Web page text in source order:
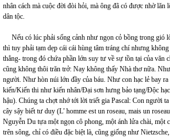
nhân cách mà cuộc đời đòi hỏi, mà ông đã có được nhờ lăn
dân tộc.
Nếu có lúc phải sống cảnh như ngọn cỏ bồng trong gió
thì tuy phải tạm dẹp cái cái hùng tâm tráng chí nhưng
thẳng- trong đó chứa phần lớn suy tư về sự tồn tại của văn
cũng không thôi trăn trở: Nay không thấy Nhà thơ nữa.
người. Như hòn núi lớn đầy của báu. Như con hạc lẻ bay
kiến/Kiến thi như kiến nhân/Đại sơn hưng bảo tạng/Độc
hậu). Chúng ta chợt nhớ tới lời triết gia Pascal: Con người
cây sậy biết tư duy (L’ homme est un roseau, mais un
Nguyễn Du tựa một ngọn cô phong, một ánh lửa chài, một
trên sông, chỉ có điều đặc biệt là, cũng giống như